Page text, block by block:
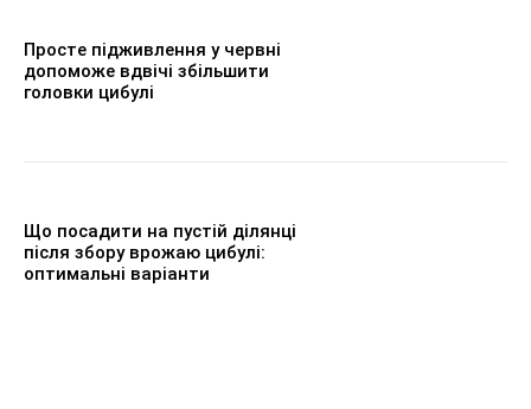
Просте підживлення у червні
допоможе вдвічі збільшити
головки цибулі
Що посадити на пустій ділянці
після збору врожаю цибулі:
оптимальні варіанти